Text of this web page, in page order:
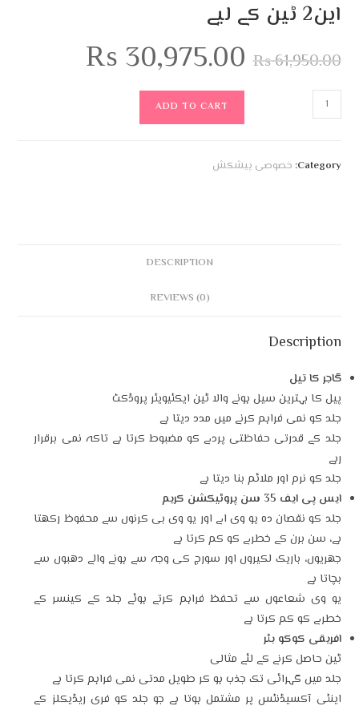
این2 ٹین کے لیے
₨61,950.00
₨30,975.00
ADD TO CART
Category: خصوصی پیشکش
DESCRIPTION
REVIEWS (0)
Description
گاجر کا تیل
پیل کا بہترین سیل ہونے والا ٹین ایکٹیویٹر پروڈکٹ
جلد کو نمی فراہم کرنے میں مدد دیتا ہے
جلد کے قدرتی حفاظتی پردے کو مضبوط کرتا ہے تاکہ نمی برقرار
رہے
جلد کو نرم اور ملائم بنا دیتا ہے
ایس پی ایف 35 سن پروٹیکشن کریم
جلد کو نقصان دہ یو وی اے اور یو وی بی کرنوں سے محفوظ رکھتا
ہے، سن برن کے خطرے کو کم کرتا ہے
جھریوں، باریک لکیروں اور سورج کی وجہ سے ہونے والے دھبوں سے
بچاتا ہے
یو وی شعاعوں سے تحفظ فراہم کرتے ہوئے جلد کے کینسر کے
خطرے کو کم کرتا ہے
افریقی کوکو بٹر
ٹین حاصل کرنے کے لئے مثالی
جلد میں گہرائی تک جذب ہو کر طویل مدتی نمی فراہم کرتا ہے
اینٹی آکسیڈنٹس پر مشتمل ہوتا ہے جو جلد کو فری ریڈیکلز کے